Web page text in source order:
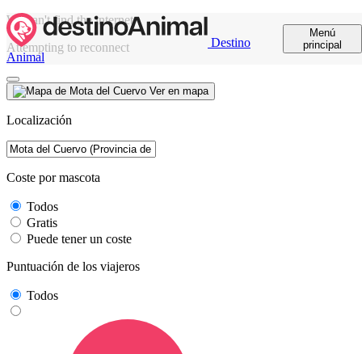
Destino
Animal
Menú
principal
We can't find the internet
Attempting to reconnect
Ver en mapa
Localización
Coste por mascota
Todos
Gratis
Puede tener un coste
Puntuación de los viajeros
Todos